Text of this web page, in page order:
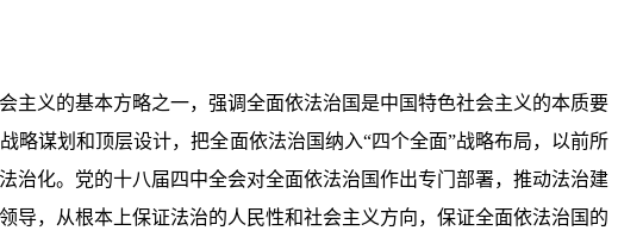
主义的基本方略之一，强调全面依法治国是中国特色社会主义的本质要
谋划和顶层设计，把全面依法治国纳入“四个全面”战略布局，以前所
治化。党的十八届四中全会对全面依法治国作出专门部署，推动法治建
，从根本上保证法治的人民性和社会主义方向，保证全面依法治国的